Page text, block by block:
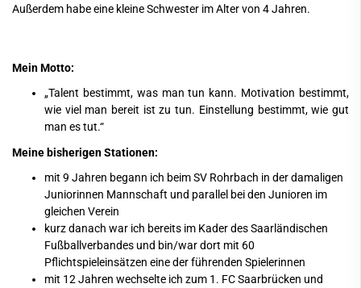
Außerdem habe eine kleine Schwester im Alter von 4 Jahren.
Mein Motto:
„Talent bestimmt, was man tun kann. Motivation bestimmt,
wie viel man bereit ist zu tun. Einstellung bestimmt, wie gut
man es tut.“
Meine bisherigen Stationen:
mit 9 Jahren begann ich beim SV Rohrbach in der damaligen
Juniorinnen Mannschaft und parallel bei den Junioren im
gleichen Verein
kurz danach war ich bereits im Kader des Saarländischen
Fußballverbandes und bin/war dort mit 60
Pflichtspieleinsätzen eine der führenden Spielerinnen
mit 12 Jahren wechselte ich zum 1. FC Saarbrücken und